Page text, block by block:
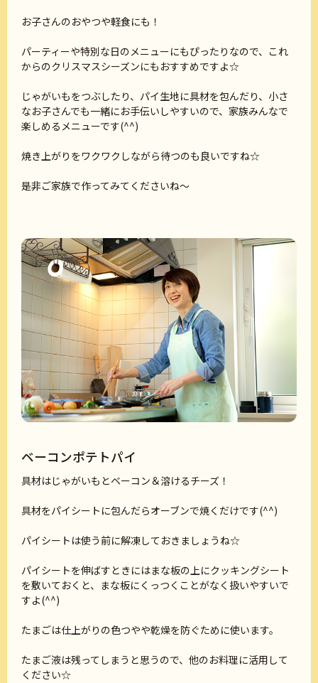
お子さんのおやつや軽食にも！
パーティーや特別な日のメニューにもぴったりなので、これ
からのクリスマスシーズンにもおすすめですよ☆
じゃがいもをつぶしたり、パイ生地に具材を包んだり、小さ
なお子さんでも一緒にお手伝いしやすいので、家族みんなで
楽しめるメニューです(^^)
焼き上がりをワクワクしながら待つのも良いですね☆
是非ご家族で作ってみてくださいね～
ベーコンポテトパイ
具材はじゃがいもとベーコン＆溶けるチーズ！
具材をパイシートに包んだらオーブンで焼くだけです(^^)
パイシートは使う前に解凍しておきましょうね☆
パイシートを伸ばすときにはまな板の上にクッキングシート
を敷いておくと、まな板にくっつくことがなく扱いやすいで
すよ(^^)
たまごは仕上がりの色つやや乾燥を防ぐために使います。
たまご液は残ってしまうと思うので、他のお料理に活用して
ください☆